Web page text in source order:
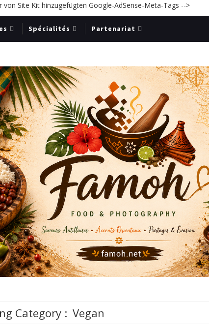
von Site Kit hinzugefügten Google-AdSense-Meta-Tags -->
Spécialités Partenariat
Category : Vegan